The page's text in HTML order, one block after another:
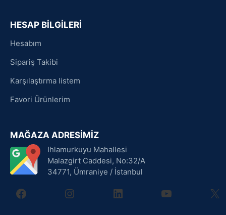
HESAP BİLGİLERİ
Hesabım
Sipariş Takibi
Karşılaştırma listem
Favori Ürünlerim
MAĞAZA ADRESİMİZ
Ihlamurkuyu Mahallesi
Malazgirt Caddesi, No:32/A
34771, Ümraniye / İstanbul
facebookinstagramlinkedin youtube X